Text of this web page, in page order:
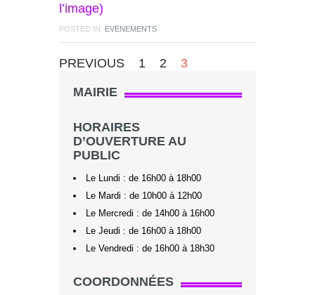
l’image)
POSTED IN: EVÉNEMENTS
PREVIOUS 1 2 3
MAIRIE
HORAIRES
D’OUVERTURE AU
PUBLIC
Le Lundi : de 16h00 à 18h00
Le Mardi : de 10h00 à 12h00
Le Mercredi : de 14h00 à 16h00
Le Jeudi : de 16h00 à 18h00
Le Vendredi : de 16h00 à 18h30
COORDONNÉES